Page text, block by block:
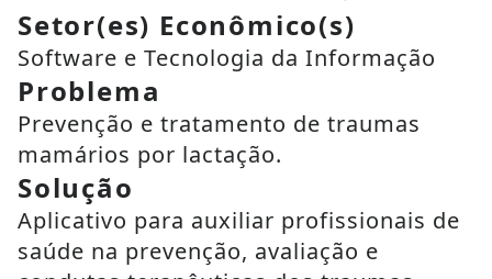
Setor(es) Econômico(s)
Software e Tecnologia da Informação
Problema
Prevenção e tratamento de traumas
mamários por lactação.
Solução
Aplicativo para auxiliar profissionais de
saúde na prevenção, avaliação e